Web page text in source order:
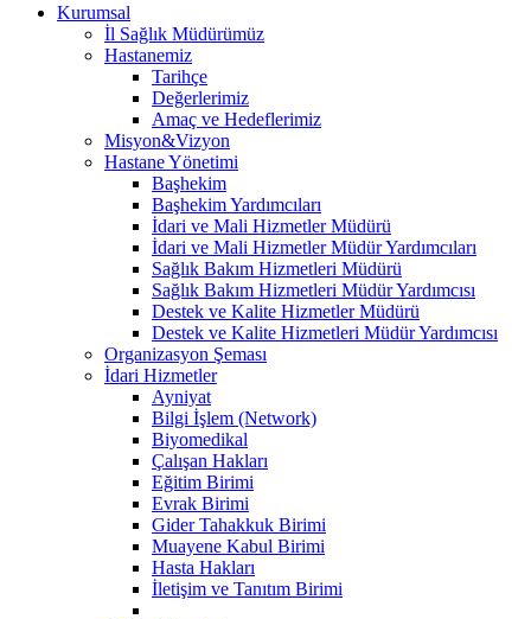
Kurumsal
İl Sağlık Müdürümüz
Hastanemiz
Tarihçe
Değerlerimiz
Amaç ve Hedeflerimiz
Misyon&Vizyon
Hastane Yönetimi
Başhekim
Başhekim Yardımcıları
İdari ve Mali Hizmetler Müdürü
İdari ve Mali Hizmetler Müdür Yardımcıları
Sağlık Bakım Hizmetleri Müdürü
Sağlık Bakım Hizmetleri Müdür Yardımcısı
Destek ve Kalite Hizmetler Müdürü
Destek ve Kalite Hizmetleri Müdür Yardımcısı
Organizasyon Şeması
İdari Hizmetler
Ayniyat
Bilgi İşlem (Network)
Biyomedikal
Çalışan Hakları
Eğitim Birimi
Evrak Birimi
Gider Tahakkuk Birimi
Muayene Kabul Birimi
Hasta Hakları
İletişim ve Tanıtım Birimi